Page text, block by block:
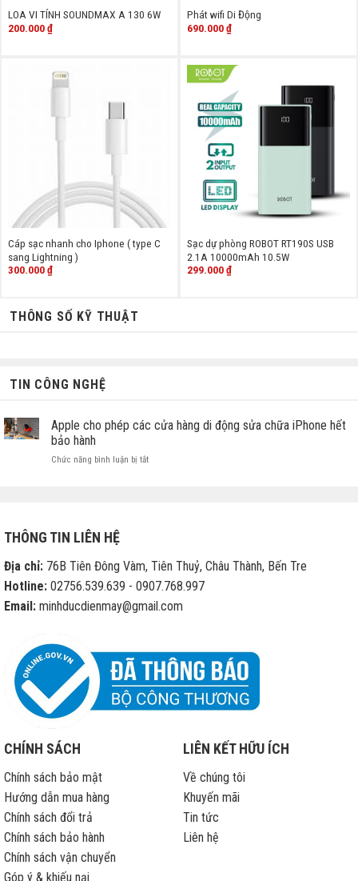
LOA VI TÍNH SOUNDMAX A 130 6W
200.000₫
Phát wifi Di Động
690.000₫
Cáp sạc nhanh cho Iphone ( type C
sang Lightning )
300.000₫
Sạc dự phòng ROBOT RT190S USB
2.1A 10000mAh 10.5W
299.000₫
THÔNG SỐ KỸ THUẬT
TIN CÔNG NGHỆ
Apple cho phép các cửa hàng di động sửa chữa iPhone hết
bảo hành
Chức năng bình luận bị tắtở
động
sửa
iPhone
hành
THÔNG TIN LIÊN HỆ
Địa chỉ: 76B Tiên Đông Vàm, Tiên Thuỷ, Châu Thành, Bến Tre
Hotline: 02756.539.639 - 0907.768.997
Email: minhducdienmay@gmail.com
CHÍNH SÁCH
Chính sách bảo mật
Hướng dẫn mua hàng
Chính sách đổi trả
Chính sách bảo hành
Chính sách vận chuyển
Góp ý & khiếu nại
LIÊN KẾT HỮU ÍCH
Về chúng tôi
Khuyến mãi
Tin tức
Liên hệ